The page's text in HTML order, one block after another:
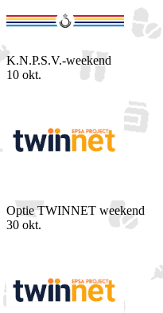
K.N.P.S.V.-weekend
10 okt.
Optie TWINNET weekend
30 okt.